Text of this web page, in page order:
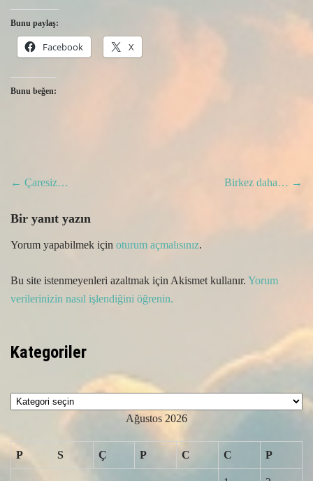
Bunu paylaş:
Facebook X
Bunu beğen:
Post
navigation
← Çaresiz… Birkez daha… →
Bir yanıt yazın
Yorum yapabilmek için oturum açmalısınız.
Bu site istenmeyenleri azaltmak için Akismet kullanır. Yorum
verilerinizin nasıl işlendiğini öğrenin.
Kategoriler
Kategoriler
Ağustos 2026
P S Ç P C C P